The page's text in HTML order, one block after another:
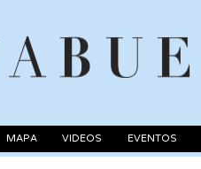
MAPA VIDEOS EVENTOS